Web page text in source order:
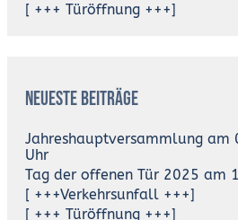
[ +++ Türöffnung +++]
Neueste Beiträge
Jahreshauptversammlung am
Uhr
Tag der offenen Tür 2025 am
[ +++Verkehrsunfall +++]
[ +++ Türöffnung +++]